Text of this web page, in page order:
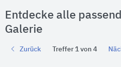
Entdecke alle
Galerie
Zurück Treffer 1 von 4